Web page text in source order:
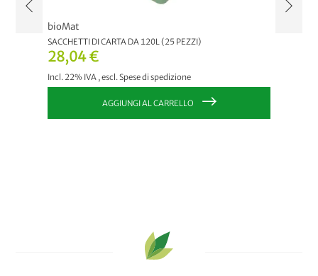
28,04 €
Incl. 22% IVA ,escl.Spese di spedizione
bioMat
SACCHETTI DI CARTA DA 120L (25 PEZZI)
AGGIUNGI AL CARRELLO